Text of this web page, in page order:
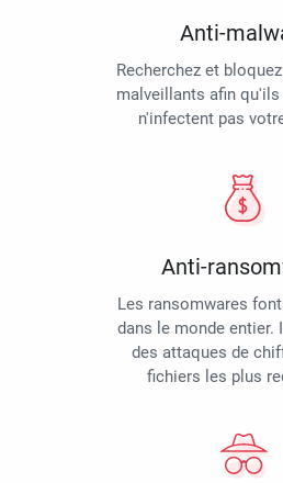
Anti-
Recherchez et
malveillants afin
n'infectent pas
Anti-
Les ransomwares
dans le monde entier.
des attaques de
fichiers les plus